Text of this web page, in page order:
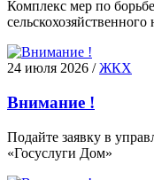
Комплекс мер по
сельскохозяйственного
24 июля 2026 /ЖКХ
Внимание !
Подайте заявку в
«Госуслуги Дом»